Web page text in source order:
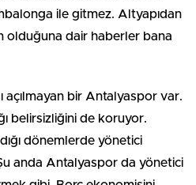
ile gitmez. Altyapıdan
olduğuna dair haberler bana
açılmayan bir Antalyaspor var.
belirsizliğini de koruyor.
dönemlerde yönetici
anda Antalyaspor da yönetici